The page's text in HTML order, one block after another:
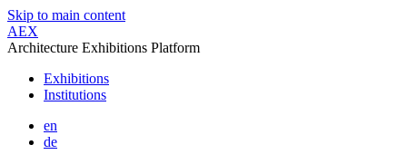
Skip to main content
AEX
Architecture Exhibitions Platform
Exhibitions
Institutions
en
de